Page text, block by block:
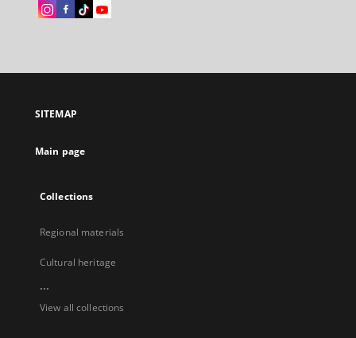
Instagram
open
new
Facebook
open
new
Instagram
open
new
Instagram
open
SITEMAP
Main page
Collections
Regional materials
Cultural heritage
...
View all collections